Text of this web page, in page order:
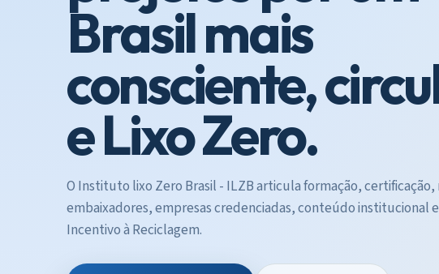
Brasil mais
consciente,
e Lixo Zero.
O Instituto lixo Zero Brasil - ILZB articula formação,
embaixadores, empresas credenciadas, conteúdo institucional
Incentivo à Reciclagem.